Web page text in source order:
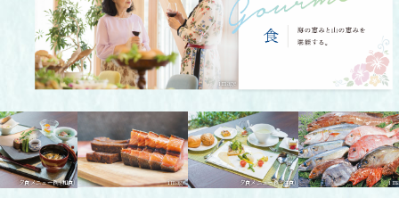
image
ニュー例 (和食) image 夕食メニュー例 (洋食) image